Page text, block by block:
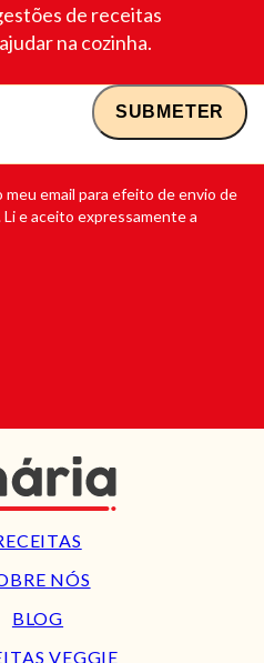
de receitas
na cozinha.
email para efeito de envio de
e aceito expressamente a
NÓS
BLOG
VEGGIE